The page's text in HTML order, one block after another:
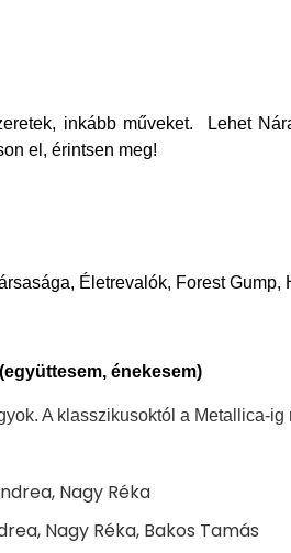
inkább műveket.
Lehet
el, érintsen meg!
Életrevalók, Forest
énekesem)
A klasszikusoktól a Metallica-
Nagy Réka
Nagy Réka, Bakos Tamás